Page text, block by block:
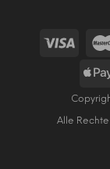
Alle